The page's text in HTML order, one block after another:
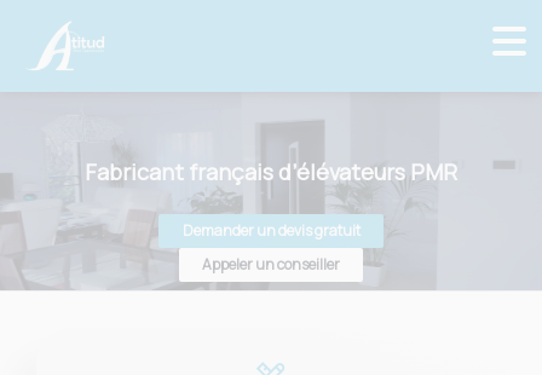
Fabricant français d’élévateurs PMR
Demander un devis gratuit
Appeler un conseiller